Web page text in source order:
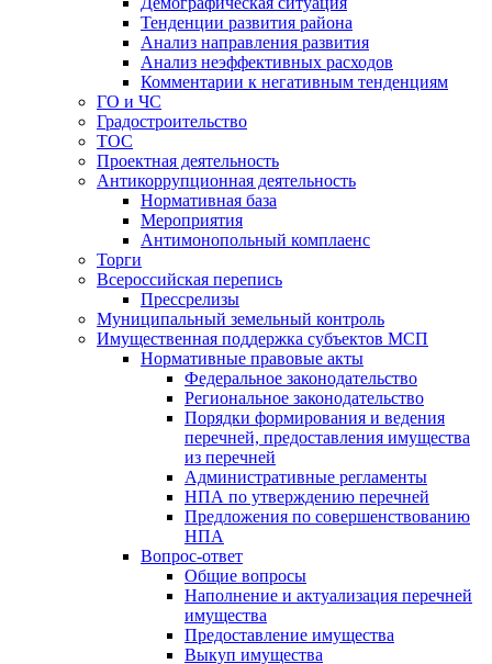
Тенденции развития района
Анализ направления развития
Анализ неэффективных расходов
Комментарии к негативным тенденциям
ГО и ЧС
Градостроительство
ТОС
Проектная деятельность
Антикоррупционная деятельность
Нормативная база
Мероприятия
Антимонопольный комплаенс
Торги
Всероссийская перепись
Прессрелизы
Муниципальный земельный контроль
Имущественная поддержка субъектов МСП
Нормативные правовые акты
Федеральное законодательство
Региональное законодательство
Порядки формирования и ведения
перечней, предоставления имущества
из перечней
Административные регламенты
НПА по утверждению перечней
Предложения по совершенствованию
НПА
Вопрос-ответ
Общие вопросы
Наполнение и актуализация перечней
имущества
Предоставление имущества
Выкуп имущества